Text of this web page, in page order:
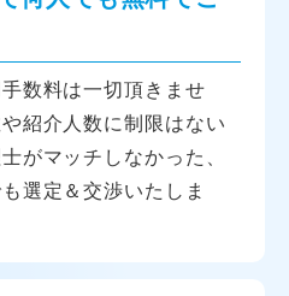
数料は一切頂きませ
紹介人数に制限はない
がマッチしなかった、
選定＆交渉いたしま